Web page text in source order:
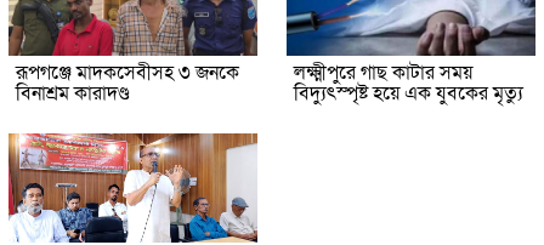
রূপগঞ্জে মাদকসেবীসহ ৩ জনকে
বিনাশ্রম কারাদণ্ড
লক্ষ্মীপুরে গাছ কাটার সময়
বিদ্যুৎস্পৃষ্ট হয়ে এক যুবকের মৃত্যু